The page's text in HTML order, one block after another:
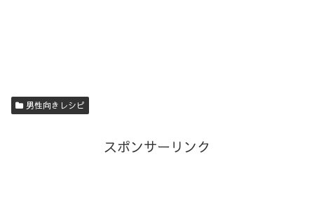
男性向きレシピ
スポンサーリンク